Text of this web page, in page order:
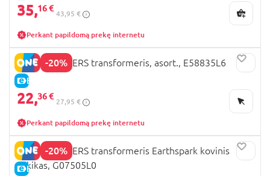
35,16 €
43,95 €
Perkant papildomą prekę internetu
-20%
E-KAINA
TRANSFORMERS transformeris, asort., E58835L6
22,36 €
27,95 €
Perkant papildomą prekę internetu
-20%
E-KAINA
TRANSFORMERS transformeris Earthspark kovinis
vilkikas, G07505L0